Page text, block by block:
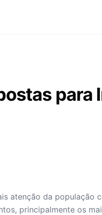
para
atenção da população
principalmente os